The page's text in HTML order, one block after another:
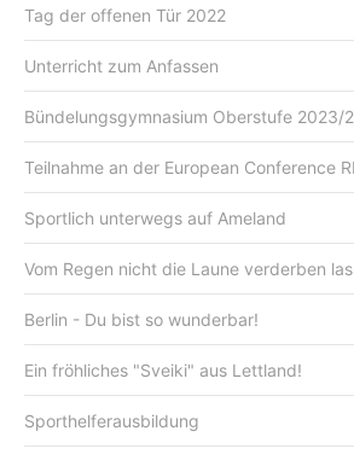
Tag der offenen Tür 2022
Unterricht zum Anfassen
Bündelungsgymnasium Oberstufe 2023/
Teilnahme an der European Conference
Sportlich unterwegs auf Ameland
Vom Regen nicht die Laune verderben
Berlin - Du bist so wunderbar!
Ein fröhliches "Sveiki" aus Lettland!
Sporthelferausbildung